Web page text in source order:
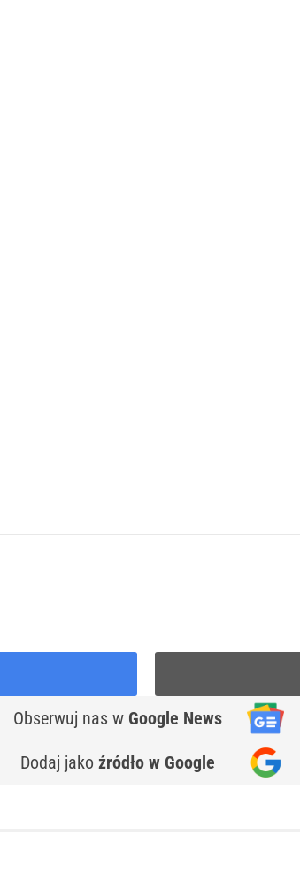
Obserwuj nas w Google News
Dodaj jako źródło w Google